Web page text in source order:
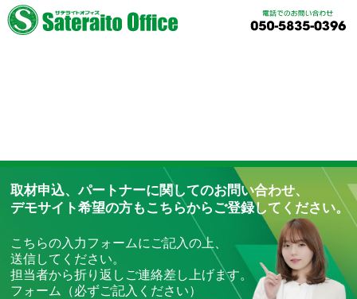
こちらからご登録お願いします！！
取材申込、パートナーに関してのお問い合わせ、
デモサイト希望の方もこちらからご登録してください。
こちらの入力フォームにご記入の上、
送信してください。
担当者から折り返しご連絡差し上げます。
フォーム（必ずご記入ください）